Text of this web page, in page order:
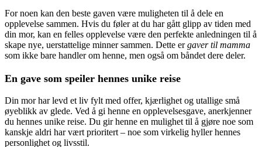
For noen kan den beste gaven være muligheten til å dele en
opplevelse sammen. Hvis du føler at du har gått glipp av tiden med
din mor, kan en felles opplevelse være den perfekte anledningen til å
skape nye, uerstattelige minner sammen. Dette ergaver til mamma
som ikke bare handler om henne, men også om båndet dere deler.
En gave som speiler hennes unike reise
Din mor har levd et liv fylt med offer, kjærlighet og utallige små
øyeblikk av glede. Ved å gi henne en opplevelsesgave, anerkjenner
du hennes unike reise. Du gir henne en mulighet til å gjøre noe som
kanskje aldri har vært prioritert – noe som virkelig hyller hennes
personlighet og livsstil.